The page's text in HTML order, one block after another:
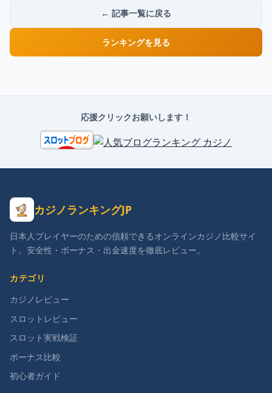
← 記事一覧に戻る
ランキングを見る
応援クリックお願いします！
カジノランキングJP
日本人プレイヤーのための信頼できるオンラインカジノ比較サイ
ト。安全性・ボーナス・出金速度を徹底レビュー。
カテゴリ
カジノレビュー
スロットレビュー
スロット実戦検証
ボーナス比較
初心者ガイド